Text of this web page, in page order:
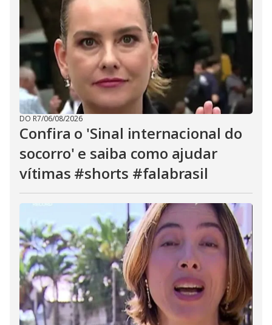
DO R7/06/08/2026
Confira o 'Sinal internacional do
socorro' e saiba como ajudar
vítimas #shorts #falabrasil